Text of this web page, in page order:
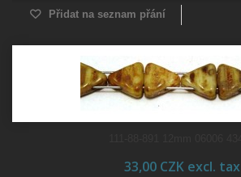
Přidat na seznam přání
33,00 CZK excl. tax